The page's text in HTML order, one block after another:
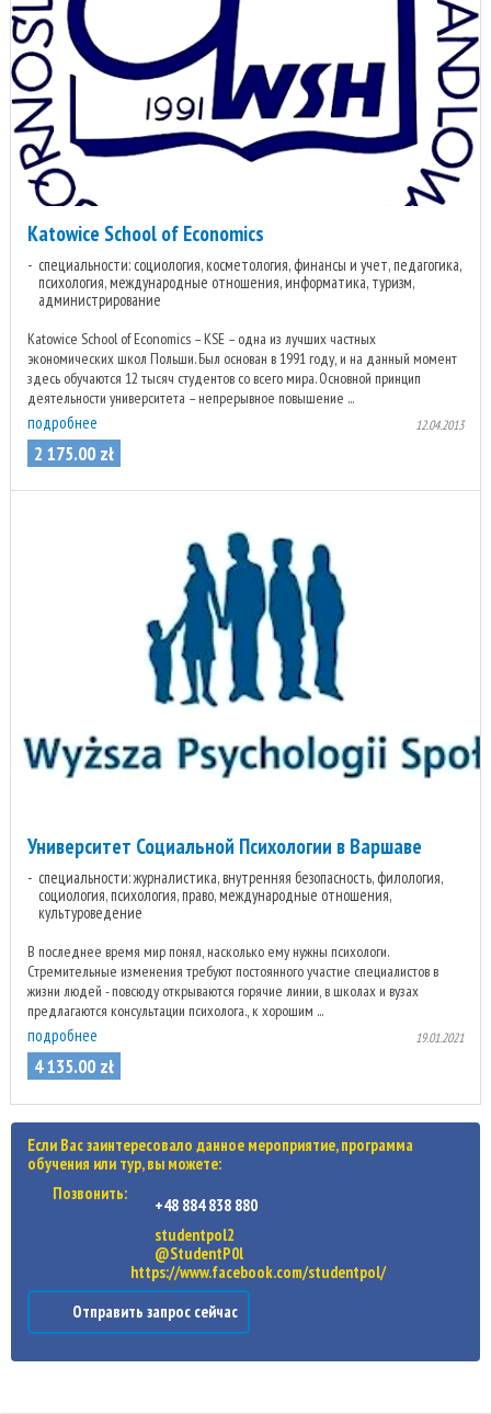
Katowice School of Economics
специальности: социология, косметология, финансы и учет, педагогика,
психология, международные отношения, информатика, туризм,
администрирование
Katowice School of Economics – KSE – одна из лучших частных
экономических школ Польши. Был основан в 1991 году, и на данный момент
здесь обучаются 12 тысяч студентов со всего мира. Основной принцип
деятельности университета – непрерывное повышение ...
подробнее 12.04.2013
2 175.00 zł
Университет Социальной Психологии в Варшаве
специальности: журналистика, внутренняя безопасность, филология,
социология, психология, право, международные отношения,
культуроведение
В последнее время мир понял, насколько ему нужны психологи.
Стремительные изменения требуют постоянного участие специалистов в
жизни людей - повсюду открываются горячие линии, в школах и вузах
предлагаются консультации психолога., к хорошим ...
подробнее 19.01.2021
4 135.00 zł
Если Вас заинтересовало данное мероприятие, программа
обучения или тур, вы можете:
Позвонить:
+48 884 838 880
studentpol2
@StudentP0l
https://www.facebook.com/studentpol/
Отправить запрос сейчас